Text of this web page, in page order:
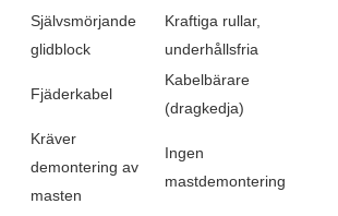
Självsmörjande
glidblock
Kraftiga rullar,
underhållsfria
Fjäderkabel
Kabelbärare
(dragkedja)
Kräver
demontering av
masten
Ingen
mastdemontering